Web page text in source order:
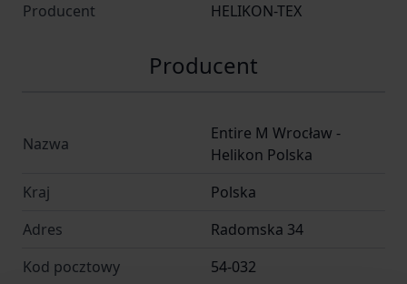
Producent
HELIKON-TEX
Producent
Nazwa
Entire M Wrocław -
Helikon Polska
Kraj
Polska
Adres
Radomska 34
Kod pocztowy
54-032